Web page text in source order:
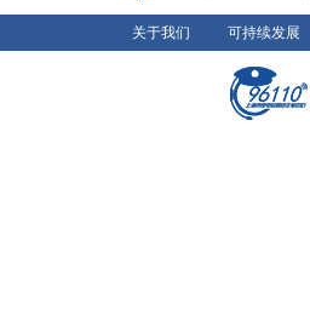
关于我们 可持续发展